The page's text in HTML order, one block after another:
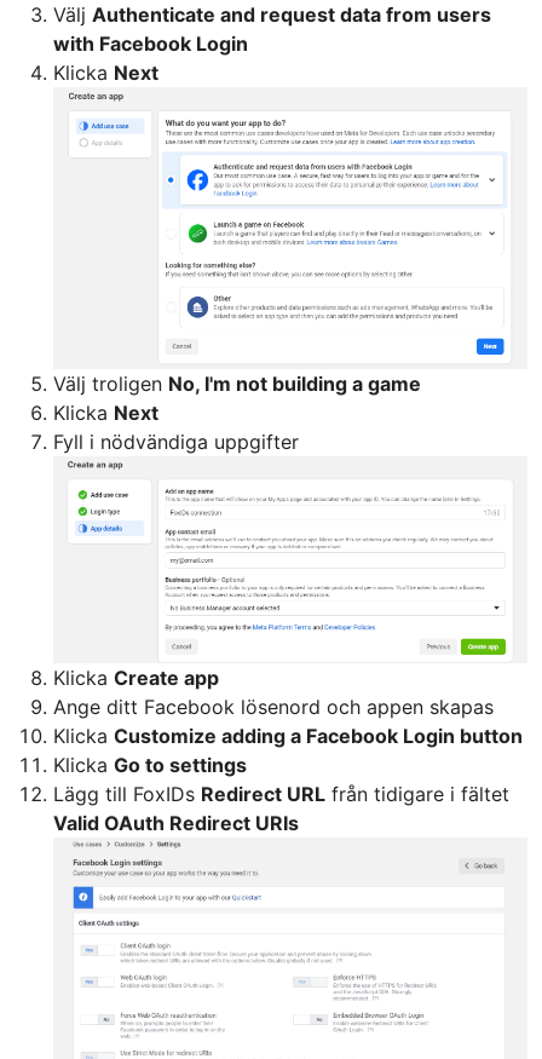
Välj Authenticate and request data from users
with Facebook Login
Klicka Next
Välj troligen No, I'm not building a game
Klicka Next
Fyll i nödvändiga uppgifter
Klicka Create app
Ange ditt Facebook lösenord och appen skapas
Klicka Customize adding a Facebook Login button
Klicka Go to settings
Lägg till FoxIDs Redirect URL från tidigare i fältet
Valid OAuth Redirect URIs